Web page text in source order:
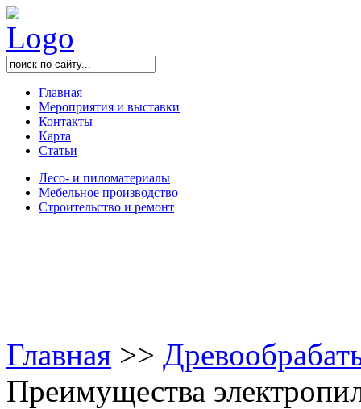
Главная
Мероприятия и выставки
Контакты
Карта
Статьи
Лесо- и пиломатериалы
Мебельное производство
Строительство и ремонт
Главная >>
Преимущества